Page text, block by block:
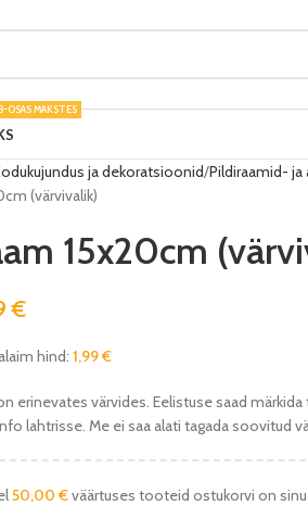
OSAS MAKSTES
ja dekoratsioonid Pildiraamid- ja
(värvivalik)
15x20cm
€
hind: 1,99€
erinevates värvides. Eelistuse saad
lahtrisse. Me ei saa alati tagada soovitud
50,00 €väärtuses tooteid ostukorvi on